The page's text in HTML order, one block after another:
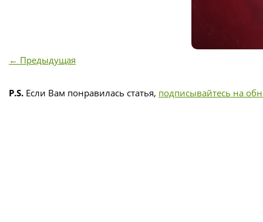
← Предыдущая
P.S. Если Вам понравилась статья, подписывайтесь на